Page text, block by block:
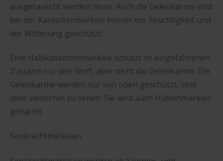
ausgetauscht werden muss. Auch die Gelenkarme sind
bei der Kassettenmarkise besser vor Feuchtigkeit und
der Witterung geschützt.
Eine Halbkassettenmarkise schützt im eingefahrenen
Zustand nur den Stoff, aber nicht die Gelenkarme. Die
Gelenkarme werden nur von oben geschützt, sind
aber weiterhin zu sehen. Sie wird auch Hülsenmarkise
genannt.
Senkrechtmarkisen